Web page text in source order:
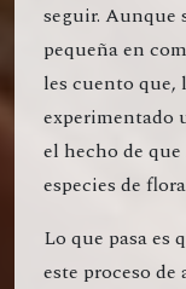
seguir. Aunque
pequeña en
les cuento que,
experimentado
el hecho de
especies de
Lo que pasa es
este proceso